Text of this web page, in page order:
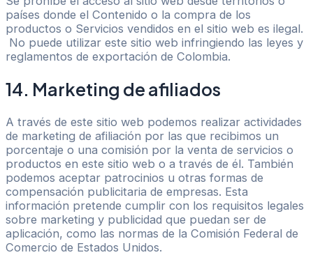
países donde el Contenido o la compra de los
productos o Servicios vendidos en el sitio web es ilegal.
No puede utilizar este sitio web infringiendo las leyes y
reglamentos de exportación de Colombia.
14. Marketing de afiliados
A través de este sitio web podemos realizar actividades
de marketing de afiliación por las que recibimos un
porcentaje o una comisión por la venta de servicios o
productos en este sitio web o a través de él. También
podemos aceptar patrocinios u otras formas de
compensación publicitaria de empresas. Esta
información pretende cumplir con los requisitos legales
sobre marketing y publicidad que puedan ser de
aplicación, como las normas de la Comisión Federal de
Comercio de Estados Unidos.